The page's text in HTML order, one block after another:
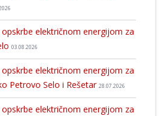
električnom energijom za
03.08.2026
električnom energijom za
Petrovo Selo i Rešetar 28.07.2026
električnom energijom za